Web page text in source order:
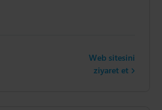
Web sitesini
ziyaret et